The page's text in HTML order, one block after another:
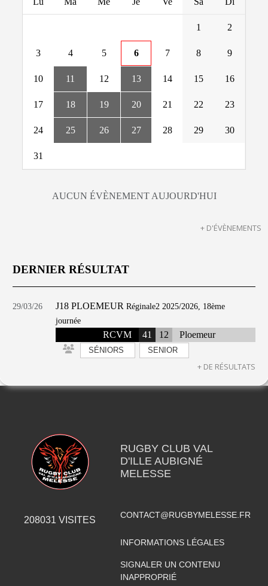
1 2
3 4 5 6 7 8 9
10 11 12 13 14 15 16
17 18 19 20 21 22 23
24 25 26 27 28 29 30
31
AUCUN ÉVÈNEMENT AUJOURD'HUI
+ D'ÉVÈNEMENTS
DERNIER RÉSULTAT
29/03/26 J18 PLOEMEUR Réginale2 2025/2026, 18ème
journée
RCVM 41 12 Ploemeur
SÉNIORS SENIOR
+ DE RÉSULTATS
208031 VISITES
RUGBY CLUB VAL
D'ILLE AUBIGNÉ
MELESSE
CONTACT@RUGBYMELESSE.FR
INFORMATIONS LÉGALES
SIGNALER UN CONTENU
INAPPROPRIÉ